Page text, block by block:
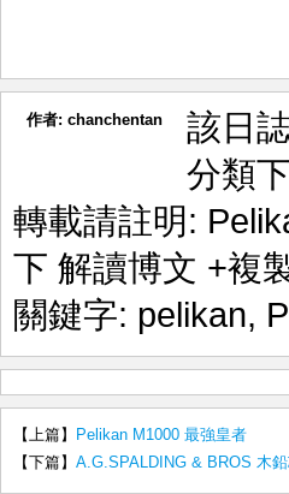
作者: chanchentan
該日
分類下
轉載請註明:
下 解讀博文 +複
關鍵字: pelikan,
【上篇】
Pelikan M1000 最強皇者
【下篇】 A.G.SPALDING & BROS 木